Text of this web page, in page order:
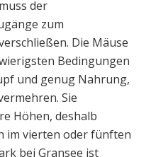
der
zum
Die Mäuse
Bedingungen
und genug Nahrung,
Sie
Höhen, deshalb
im vierten oder fünften
bei Gransee ist